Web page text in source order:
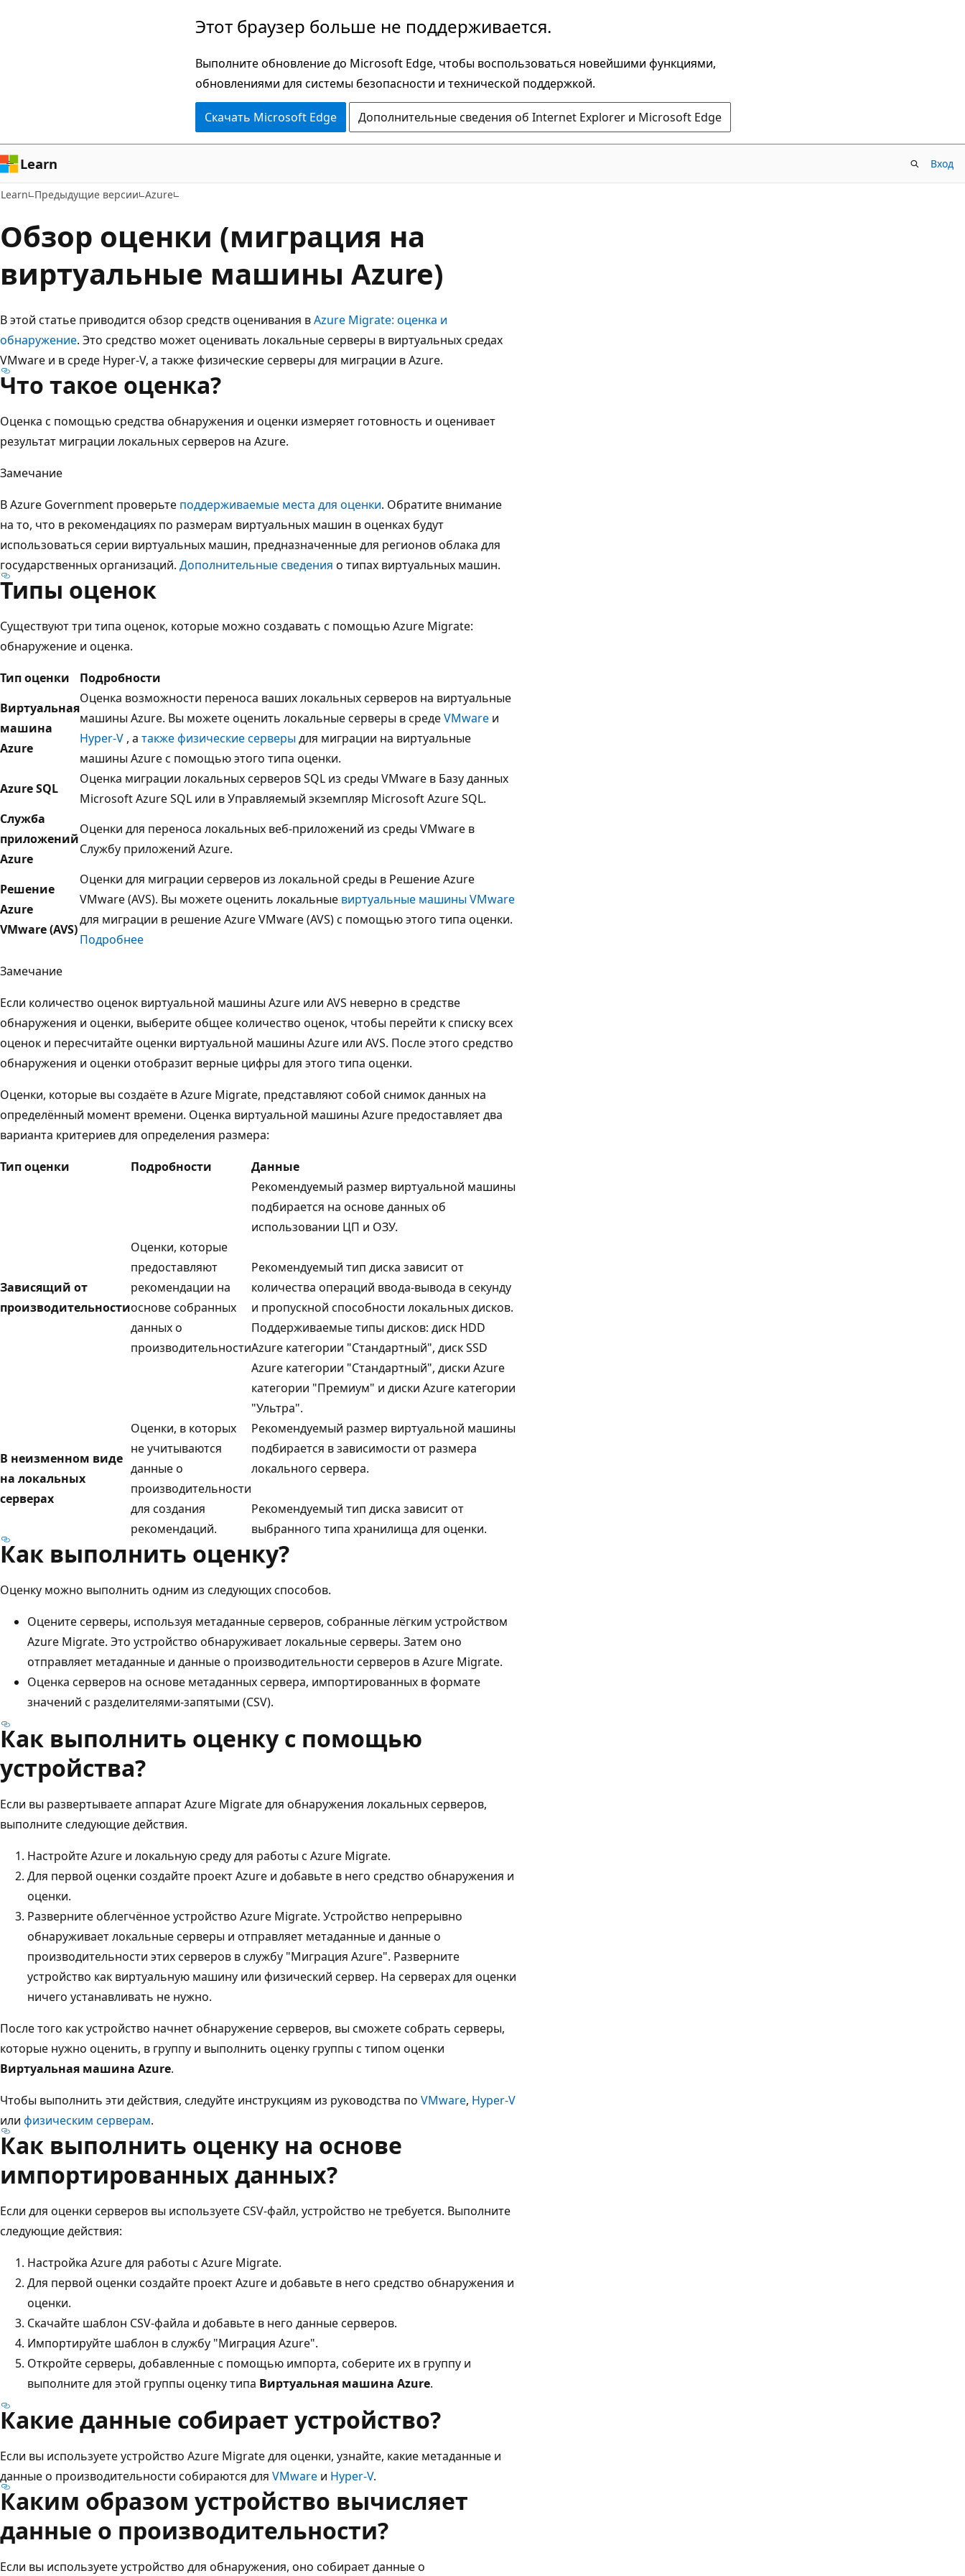
Этот браузер больше не поддерживается.
Выполните обновление до Microsoft Edge, чтобы воспользоваться новейшими функциями,
обновлениями для системы безопасности и технической поддержкой.
Скачать Microsoft Edge Дополнительные сведения об Internet Explorer и Microsoft Edge
Learn Вход
Learn Предыдущие версии Azure
Обзор оценки (миграция на
виртуальные машины Azure)
В этой статье приводится обзор средств оценивания вAzure Migrate: оценка и
обнаружение. Это средство может оценивать локальные серверы в виртуальных средах
VMware и в среде Hyper-V, а также физические серверы для миграции в Azure.
Что такое оценка?
Оценка с помощью средства обнаружения и оценки измеряет готовность и оценивает
результат миграции локальных серверов на Azure.
Замечание
В Azure Government проверьте поддерживаемые места для оценки. Обратите внимание
на то, что в рекомендациях по размерам виртуальных машин в оценках будут
использоваться серии виртуальных машин, предназначенные для регионов облака для
государственных организаций. Дополнительные сведения о типах виртуальных машин.
Типы оценок
Существуют три типа оценок, которые можно создавать с помощью Azure Migrate:
обнаружение и оценка.
Тип оценки
Подробности
Виртуальная
машина
Azure
Оценка возможности переноса ваших локальных серверов на виртуальные
машины Azure. Вы можете оценить локальные серверы в средеVMware и
Hyper-V , а также физические серверыдля миграции на виртуальные
машины Azure с помощью этого типа оценки.
Azure SQL
Оценка миграции локальных серверов SQL из среды VMware в Базу данных
Microsoft Azure SQL или в Управляемый экземпляр Microsoft Azure SQL.
Служба
приложений
Azure
Оценки для переноса локальных веб-приложений из среды VMware в
Службу приложений Azure.
Решение
Azure
VMware (AVS)
Оценки для миграции серверов из локальной среды в Решение Azure
VMware (AVS). Вы можете оценить локальные виртуальные машины VMware
для миграции в решение Azure VMware (AVS) с помощью этого типа оценки.
Подробнее
Замечание
Если количество оценок виртуальной машины Azure или AVS неверно в средстве
обнаружения и оценки, выберите общее количество оценок, чтобы перейти к списку всех
оценок и пересчитайте оценки виртуальной машины Azure или AVS. После этого средство
обнаружения и оценки отобразит верные цифры для этого типа оценки.
Оценки, которые вы создаёте в Azure Migrate, представляют собой снимок данных на
определённый момент времени. Оценка виртуальной машины Azure предоставляет два
варианта критериев для определения размера:
Тип оценки
Подробности Данные
Зависящий от
производительности
Оценки, которые
предоставляют
рекомендации на
основе собранных
данных о
производительности
Рекомендуемый размер виртуальной машины
подбирается на основе данных об
использовании ЦП и ОЗУ.
Рекомендуемый тип диска зависит от
количества операций ввода-вывода в секунду
и пропускной способности локальных дисков.
Поддерживаемые типы дисков: диск HDD
Azure категории "Стандартный", диск SSD
Azure категории "Стандартный", диски Azure
категории "Премиум" и диски Azure категории
"Ультра".
В неизменном виде
на локальных
серверах
Оценки, в которых
не учитываются
данные о
производительности
для создания
рекомендаций.
Рекомендуемый размер виртуальной машины
подбирается в зависимости от размера
локального сервера.
Рекомендуемый тип диска зависит от
выбранного типа хранилища для оценки.
Как выполнить оценку?
Оценку можно выполнить одним из следующих способов.
Оцените серверы, используя метаданные серверов, собранные лёгким устройством
Azure Migrate. Это устройство обнаруживает локальные серверы. Затем оно
отправляет метаданные и данные о производительности серверов в Azure Migrate.
Оценка серверов на основе метаданных сервера, импортированных в формате
значений с разделителями-запятыми (CSV).
Как выполнить оценку с помощью
устройства?
Если вы развертываете аппарат Azure Migrate для обнаружения локальных серверов,
выполните следующие действия.
Настройте Azure и локальную среду для работы с Azure Migrate.
Для первой оценки создайте проект Azure и добавьте в него средство обнаружения и
оценки.
Разверните облегчённое устройство Azure Migrate. Устройство непрерывно
обнаруживает локальные серверы и отправляет метаданные и данные о
производительности этих серверов в службу "Миграция Azure". Разверните
устройство как виртуальную машину или физический сервер. На серверах для оценки
ничего устанавливать не нужно.
После того как устройство начнет обнаружение серверов, вы сможете собрать серверы,
которые нужно оценить, в группу и выполнить оценку группы с типом оценки
Виртуальная машина Azure.
Чтобы выполнить эти действия, следуйте инструкциям из руководства по VMware, Hyper-V
или физическим серверам.
Как выполнить оценку на основе
импортированных данных?
Если для оценки серверов вы используете CSV-файл, устройство не требуется. Выполните
следующие действия:
Настройка Azure для работы с Azure Migrate.
Для первой оценки создайте проект Azure и добавьте в него средство обнаружения и
оценки.
Скачайте шаблон CSV-файла и добавьте в него данные серверов.
Импортируйте шаблон в службу "Миграция Azure".
Откройте серверы, добавленные с помощью импорта, соберите их в группу и
выполните для этой группы оценку типа Виртуальная машина Azure.
Какие данные собирает устройство?
Если вы используете устройство Azure Migrate для оценки, узнайте, какие метаданные и
данные о производительности собираются для VMware и Hyper-V.
Каким образом устройство вычисляет
данные о производительности?
Если вы используете устройство для обнаружения, оно собирает данные о